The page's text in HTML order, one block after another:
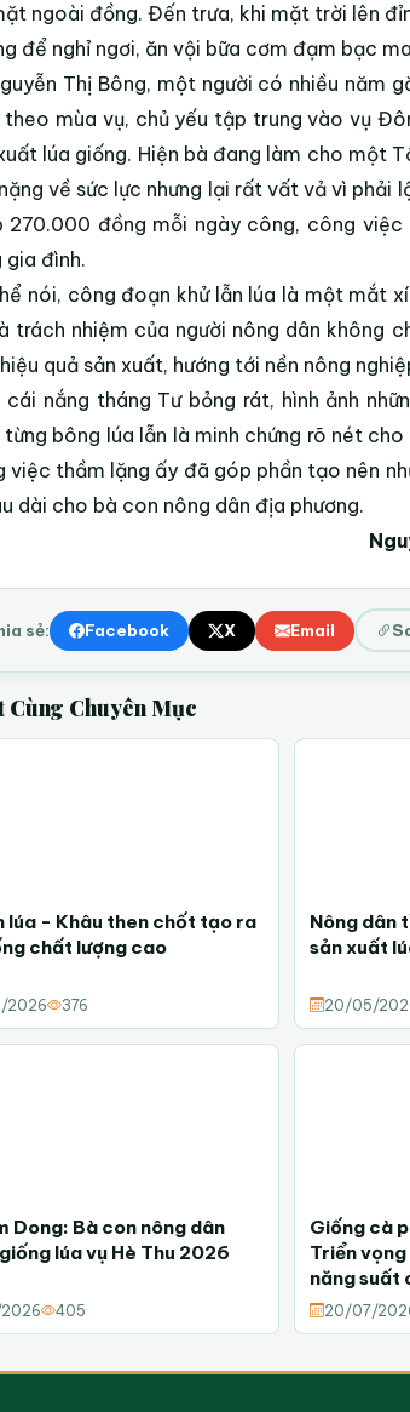
ngoài đồng. Đến trưa, khi mặt trời lên
để nghỉ ngơi, ăn vội bữa cơm đạm bạc
Thị Bông, một người có nhiều năm
theo mùa vụ, chủ yếu tập trung vào vụ
lúa giống. Hiện bà đang làm cho một
về sức lực nhưng lại rất vất vả vì phải
270.000 đồng mỗi ngày công, công
gia đình.
nói, công đoạn khử lẫn lúa là một mắt
trách nhiệm của người nông dân không
quả sản xuất, hướng tới nền nông
cái nắng tháng Tư bỏng rát, hình ảnh
từng bông lúa lẫn là minh chứng rõ nét
việc thầm lặng ấy đã góp phần tạo nên
dài cho bà con nông dân địa phương.
sẻ: Facebook X Email
Cùng Chuyên Mục
lúa - Khâu then chốt tạo ra
chất lượng cao
2026 376
Nông dân
sản xuất
20/05/
Dong: Bà con nông dân
lúa vụ Hè Thu 2026
405
Giống cà
Triển
năng suất
Đồng
20/07/